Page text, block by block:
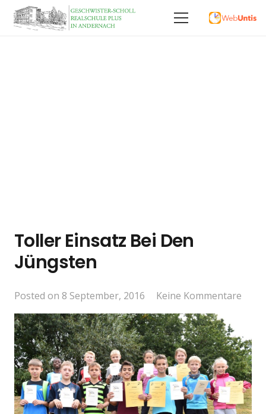
Toller Einsatz Bei Den
Jüngsten
Posted on 8 September, 2016 Keine Kommentare